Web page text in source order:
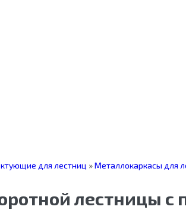
для лестниц »Металлокаркасы для
лестницы